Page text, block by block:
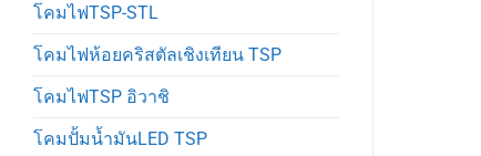
โคมไฟTSP-STL
โคมไฟห้อยคริสตัลเชิงเทียน TSP
โคมไฟTSP อิวาชิ
โคมปั้มน้ำมันLED TSP